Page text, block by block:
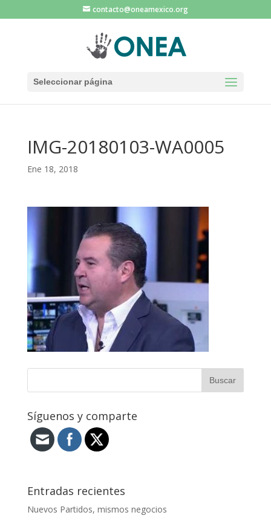
contacto@oneamexico.org
Seleccionar página
IMG-20180103-WA0005
Ene 18, 2018
Síguenos y comparte
Entradas recientes
Nuevos Partidos, mismos negocios